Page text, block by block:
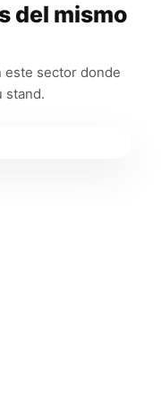
del mismo
este sector donde
stand.